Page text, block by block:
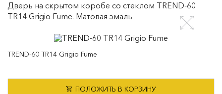
Дверь на скрытом коробе со стеклом TREND-60
TR14 Grigio Fume. Матовая эмаль
TREND-60 TR14 Grigio Fume
ПОЛОЖИТЬ В КОРЗИНУ